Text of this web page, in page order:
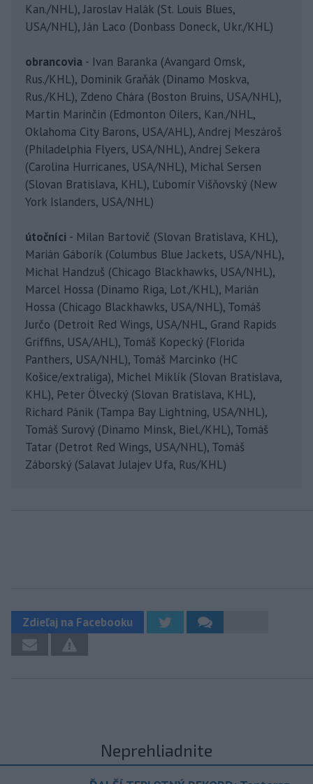
Kan./NHL), Jaroslav Halák (St. Louis Blues,
USA/NHL), Ján Laco (Donbass Doneck, Ukr./KHL)
obrancovia - Ivan Baranka (Avangard Omsk,
Rus./KHL), Dominik Graňák (Dinamo Moskva,
Rus./KHL), Zdeno Chára (Boston Bruins, USA/NHL),
Martin Marinčin (Edmonton Oilers, Kan./NHL,
Oklahoma City Barons, USA/AHL), Andrej Meszároš
(Philadelphia Flyers, USA/NHL), Andrej Sekera
(Carolina Hurricanes, USA/NHL), Michal Sersen
(Slovan Bratislava, KHL), Ľubomír Višňovský (New
York Islanders, USA/NHL)
útočníci - Milan Bartovič (Slovan Bratislava, KHL),
Marián Gáborík (Columbus Blue Jackets, USA/NHL),
Michal Handzuš (Chicago Blackhawks, USA/NHL),
Marcel Hossa (Dinamo Riga, Lot./KHL), Marián
Hossa (Chicago Blackhawks, USA/NHL), Tomáš
Jurčo (Detroit Red Wings, USA/NHL, Grand Rapids
Griffins, USA/AHL), Tomáš Kopecký (Florida
Panthers, USA/NHL), Tomáš Marcinko (HC
Košice/extraliga), Michel Miklík (Slovan Bratislava,
KHL), Peter Ölvecký (Slovan Bratislava, KHL),
Richard Pánik (Tampa Bay Lightning, USA/NHL),
Tomáš Surový (Dinamo Minsk, Biel./KHL), Tomáš
Tatar (Detrot Red Wings, USA/NHL), Tomáš
Záborský (Salavat Julajev Ufa, Rus/KHL)
Zdieľaj na Facebooku
Neprehliadnite